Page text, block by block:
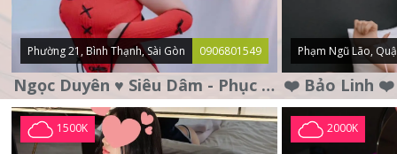
Phường 21, Bình Thạnh, Sài Gòn 0906801549
Ngọc Duyên ♥️ Siêu Dâm - Phục Vụ Tận Tình - Chu Đáo
Phạm Ngũ Lão,
1500K 2000K